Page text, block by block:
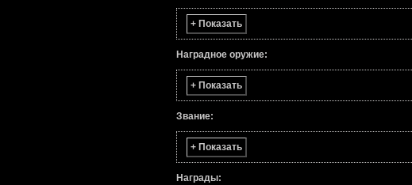
+ Показать
Наградное оружие:
+ Показать
Звание:
+ Показать
Награды: